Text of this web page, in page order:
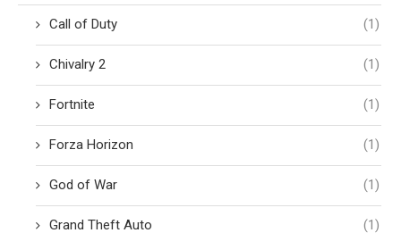
Call of Duty (1)
Chivalry 2 (1)
Fortnite (1)
Forza Horizon (1)
God of War (1)
Grand Theft Auto (1)